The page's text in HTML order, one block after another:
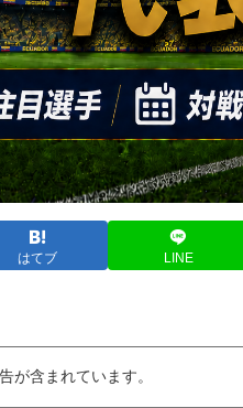
はてブ LINE
が含まれています。